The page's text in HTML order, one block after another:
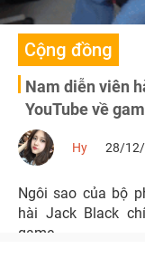
Cộng đồng
Nam diễn viên
YouTube về
Hy 28/12/
Ngôi sao của bộ
hài Jack Black
game.